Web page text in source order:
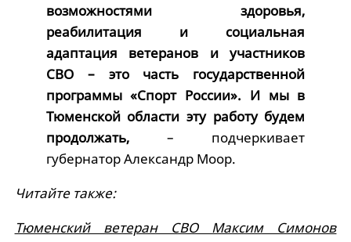
возможностями здоровья,
реабилитация и социальная
адаптация ветеранов и участников
СВО – это часть государственной
программы «Спорт России». И мы в
Тюменской области эту работу будем
продолжать,– подчеркивает
губернатор Александр Моор.
Читайте также:
Тюменский ветеран СВО Максим Симонов